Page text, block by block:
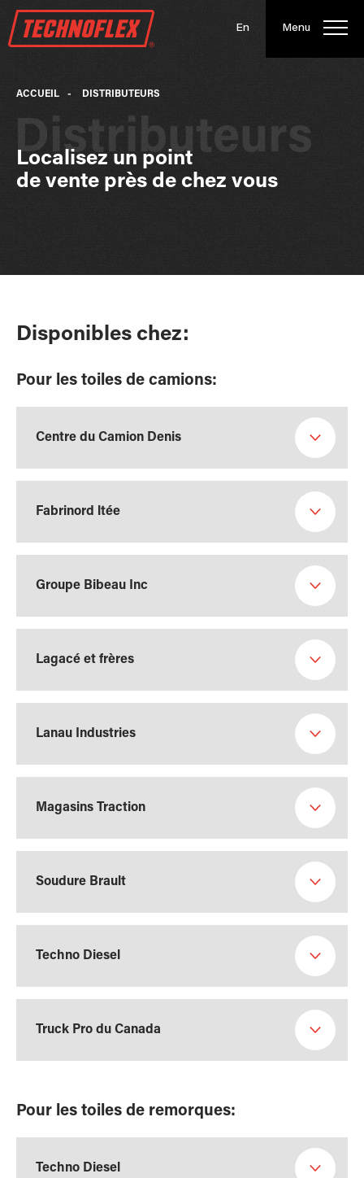
En Menu
ACCUEIL - DISTRIBUTEURS
Distributeurs
Localisez un point
de vente près de chez vous
Disponibles chez:
Pour les toiles de camions:
Centre du Camion Denis
Fabrinord ltée
Groupe Bibeau Inc
Lagacé et frères
Lanau Industries
Magasins Traction
Soudure Brault
Techno Diesel
Truck Pro du Canada
Pour les toiles de remorques:
Techno Diesel